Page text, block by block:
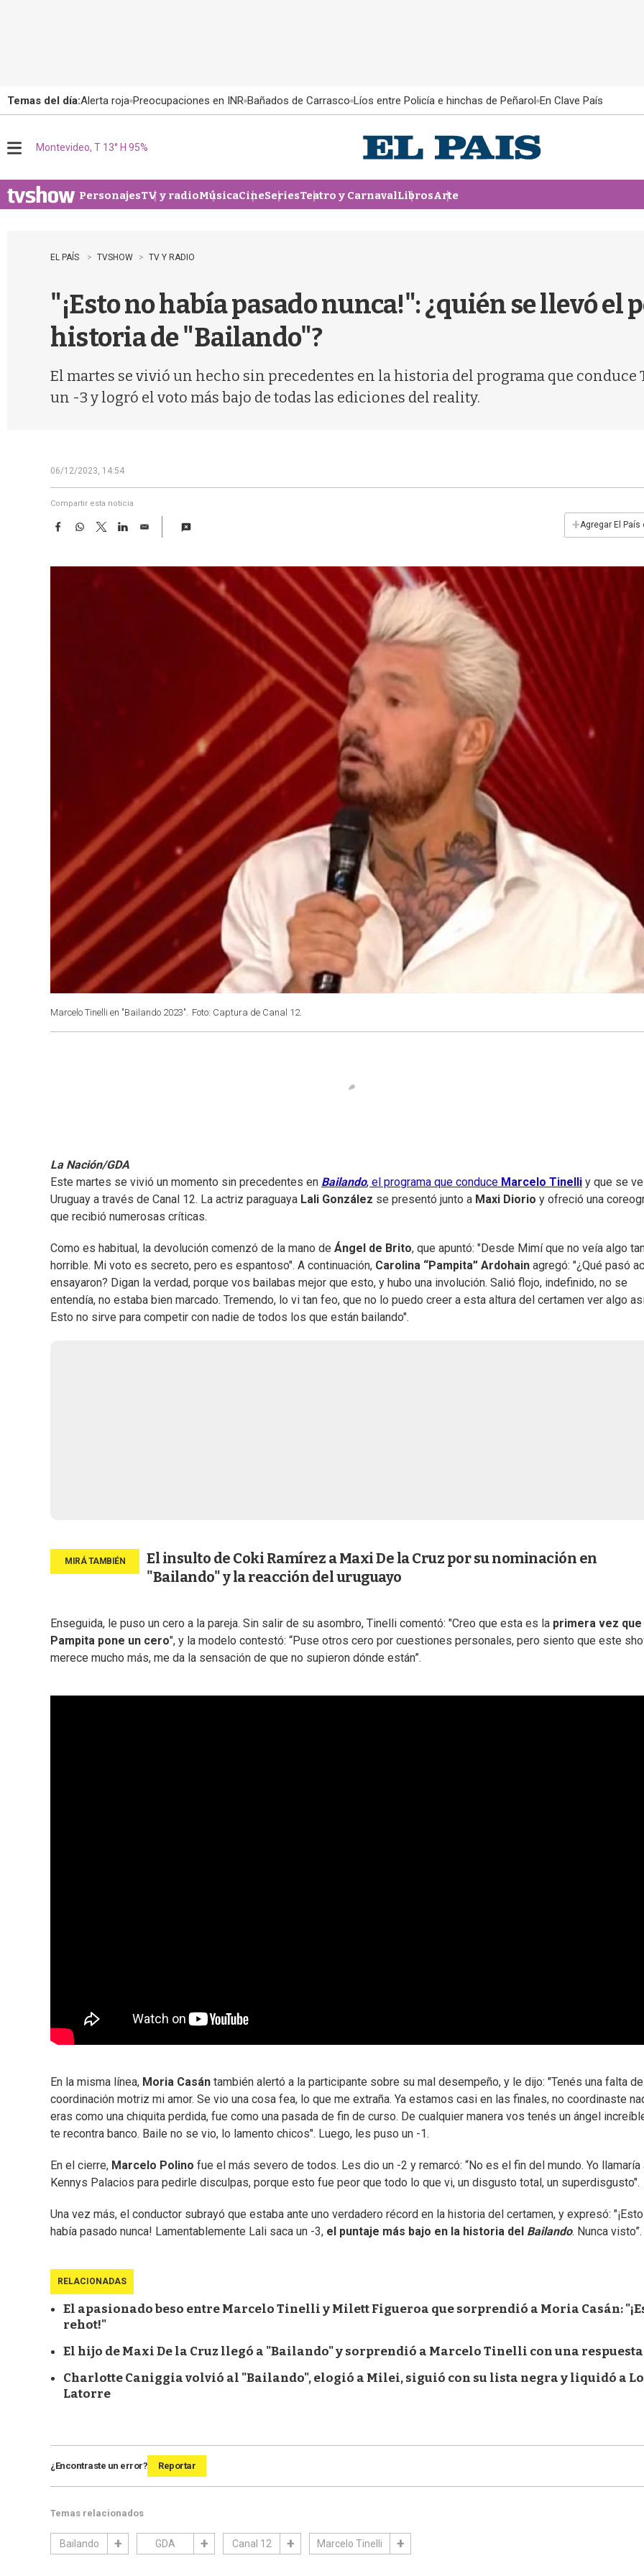
Temas del día:Alerta roja Preocupaciones en INR Bañados de Carrasco Líos entre Policía e hinchas de Peñarol En Clave País
u
Montevideo, T 13° H 95%
PersonajesTV y radioMúsicaCineSeriesTeatro y CarnavalLibrosArte
EL PAÍS TVSHOW TV Y RADIO
"¡Esto no había pasado nunca!": ¿quién se llevó el
historia de "Bailando"?
El martes se vivió un hecho sin precedentes en la historia del programa que
un -3 y logró el voto más bajo de todas las ediciones del reality.
06/12/2023, 14:54
Compartir esta noticia
F
e
W
t
T
w
t
L
k
E
i
l
+Agregar El País
Marcelo Tinelli en "Bailando 2023". Foto: Captura de Canal 12.
La Nación/GDA
Este martes se vivió un momento sin precedentes en Bailando, el programa que conduce Marcelo Tinelli y que se
Uruguay a través de Canal 12. La actriz paraguaya Lali González se presentó junto a Maxi Diorio y ofreció una
que recibió numerosas críticas.
Como es habitual, la devolución comenzó de la mano de Ángel de Brito, que apuntó: "Desde Mimí que no veía algo
horrible. Mi voto es secreto, pero es espantoso". A continuación, Carolina “Pampita” Ardohain agregó: "¿Qué pasó
ensayaron? Digan la verdad, porque vos bailabas mejor que esto, y hubo una involución. Salió flojo, indefinido, no se
entendía, no estaba bien marcado. Tremendo, lo vi tan feo, que no lo puedo creer a esta altura del certamen ver algo
Esto no sirve para competir con nadie de todos los que están bailando".
El insulto de Coki Ramírez a Maxi De la Cruz por su nominación en
"Bailando" y la reacción del uruguayo
Enseguida, le puso un cero a la pareja. Sin salir de su asombro, Tinelli comentó: "Creo que esta es la primera vez que
Pampita pone un cero", y la modelo contestó: “Puse otros cero por cuestiones personales, pero siento que este
merece mucho más, me da la sensación de que no supieron dónde están”.
En la misma línea, Moria Casán también alertó a la participante sobre su mal desempeño, y le dijo: "Tenés una falta de
coordinación motriz mi amor. Se vio una cosa fea, lo que me extraña. Ya estamos casi en las finales, no coordinaste
eras como una chiquita perdida, fue como una pasada de fin de curso. De cualquier manera vos tenés un ángel
te recontra banco. Baile no se vio, lo lamento chicos". Luego, les puso un -1.
En el cierre, Marcelo Polino fue el más severo de todos. Les dio un -2 y remarcó: “No es el fin del mundo. Yo llamaría
Kennys Palacios para pedirle disculpas, porque esto fue peor que todo lo que vi, un disgusto total, un superdisgusto".
Una vez más, el conductor subrayó que estaba ante uno verdadero récord en la historia del certamen, y expresó:
había pasado nunca! Lamentablemente Lali saca un -3, el puntaje más bajo en la historia del Bailando. Nunca visto”.
RELACIONADAS
El apasionado beso entre Marcelo Tinelli y Milett Figueroa que sorprendió a Moria Casán:
rehot!"
El hijo de Maxi De la Cruz llegó a "Bailando" y sorprendió a Marcelo Tinelli con una respuesta
Charlotte Caniggia volvió al "Bailando", elogió a Milei, siguió con su lista negra y liquidó a
Latorre
¿Encontraste un error? Reportar
Temas relacionados
Bailando GDA Canal 12 Marcelo Tinelli